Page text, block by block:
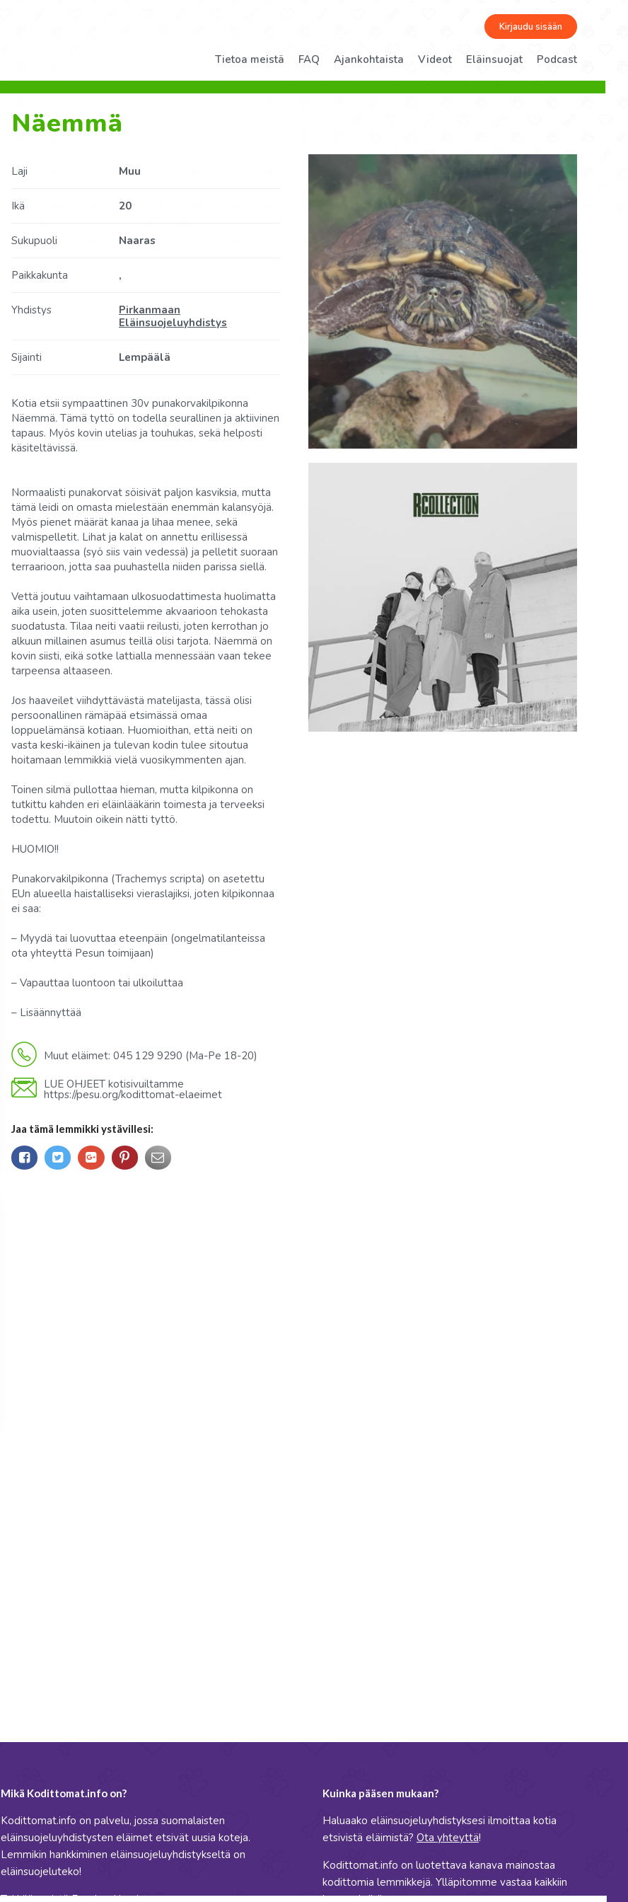
Kirjaudu sisään
Tietoa meistä FAQ Ajankohtaista Videot Eläinsuojat Podcast
Näemmä
Laji Muu
Ikä 20
Sukupuoli Naaras
Paikkakunta ,
Yhdistys
Pirkanmaan
Eläinsuojeluyhdistys
Sijainti Lempäälä
Kotia etsii sympaattinen 30v punakorvakilpikonna
Näemmä. Tämä tyttö on todella seurallinen ja aktiivinen
tapaus. Myös kovin utelias ja touhukas, sekä helposti
käsiteltävissä.
Normaalisti punakorvat söisivät paljon kasviksia, mutta
tämä leidi on omasta mielestään enemmän kalansyöjä.
Myös pienet määrät kanaa ja lihaa menee, sekä
valmispelletit. Lihat ja kalat on annettu erillisessä
muovialtaassa (syö siis vain vedessä) ja pelletit suoraan
terraarioon, jotta saa puuhastella niiden parissa siellä.
Vettä joutuu vaihtamaan ulkosuodattimesta huolimatta
aika usein, joten suosittelemme akvaarioon tehokasta
suodatusta. Tilaa neiti vaatii reilusti, joten kerrothan jo
alkuun millainen asumus teillä olisi tarjota. Näemmä on
kovin siisti, eikä sotke lattialla mennessään vaan tekee
tarpeensa altaaseen.
Jos haaveilet viihdyttävästä matelijasta, tässä olisi
persoonallinen rämäpää etsimässä omaa
loppuelämänsä kotiaan. Huomioithan, että neiti on
vasta keski-ikäinen ja tulevan kodin tulee sitoutua
hoitamaan lemmikkiä vielä vuosikymmenten ajan.
Toinen silmä pullottaa hieman, mutta kilpikonna on
tutkittu kahden eri eläinlääkärin toimesta ja terveeksi
todettu. Muutoin oikein nätti tyttö.
HUOMIO!!
Punakorvakilpikonna (Trachemys scripta) on asetettu
EUn alueella haistalliseksi vieraslajiksi, joten kilpikonnaa
ei saa:
– Myydä tai luovuttaa eteenpäin (ongelmatilanteissa
ota yhteyttä Pesun toimijaan)
– Vapauttaa luontoon tai ulkoiluttaa
– Lisäännyttää
Muut eläimet: 045 129 9290 (Ma-Pe 18-20)
LUE OHJEET kotisivuiltamme
https://pesu.org/kodittomat-elaeimet
Jaa tämä lemmikki ystävillesi:
Mikä Kodittomat.info on?
Kodittomat.info on palvelu, jossa suomalaisten
eläinsuojeluyhdistysten eläimet etsivät uusia koteja.
Lemmikin hankkiminen eläinsuojeluyhdistykseltä on
eläinsuojeluteko!
Tykkää meistäFacebookissa!
Kuinka pääsen mukaan?
Haluaako eläinsuojeluyhdistyksesi ilmoittaa kotia
etsivistä eläimistä? Ota yhteyttä!
Kodittomat.info on luotettava kanava mainostaa
kodittomia lemmikkejä. Ylläpitomme vastaa kaikkiin
kysymyksiisi!